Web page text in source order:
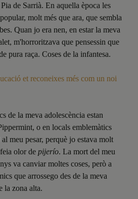
de Sarrià. En aquella època les
molt més que ara, que sembla
Quan jo era nen, en estar la meva
m'horroritzava que pensessin que
pura raça. Coses de la infantesa.
et reconeixes més com un noi
de la meva adolescència estan
o en locals emblemàtics
meu pesar, perquè jo estava molt
olor de pijerío. La mort del meu
va canviar moltes coses, però a
que arrossego des de la meva
la zona alta.